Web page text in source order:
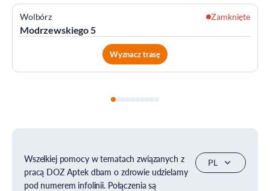
Wolbórz
Modrzewskiego 5
Zamknięte
Wyznacz trasę
Wszelkiej pomocy w tematach związanych z
pracą DOZ Aptek dbam o zdrowie udzielamy
pod numerem infolinii. Połączenia są